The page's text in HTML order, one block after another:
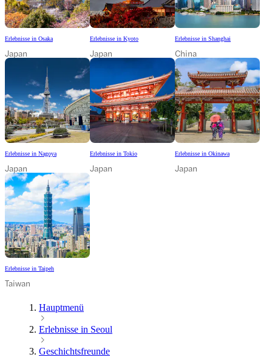
Erlebnisse in Osaka
Japan
Erlebnisse in Kyoto
Japan
Erlebnisse in Shanghai
China
Erlebnisse in Nagoya
Japan
Erlebnisse in Tokio
Japan
Erlebnisse in Okinawa
Japan
Erlebnisse in Taipeh
Taiwan
Hauptmenü
Erlebnisse in Seoul
Geschichtsfreunde